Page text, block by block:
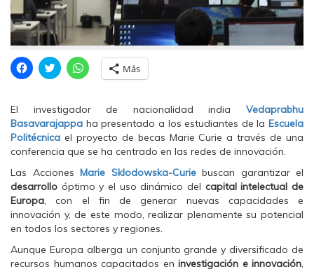
H
a
c
p
a
r
a
o
m
p
a
r
t
i
e
n
F
H
a
i
c
p
a
r
a
o
m
p
a
r
t
i
e
n
T
H
a
i
c
p
a
a
c
o
m
p
a
r
t
i
e
n
W
Más
El investigador de nacionalidad india Vedaprabhu
Basavarajappa ha presentado a los estudiantes de la Escuela
Politécnica el proyecto de becas Marie Curie a través de una
conferencia que se ha centrado en las redes de innovación.
Las Acciones Marie Sklodowska-Curiebuscan garantizar el
desarrollo óptimo y el uso dinámico del capital intelectual de
Europa, con el fin de generar nuevas capacidades e
innovación y, de este modo, realizar plenamente su potencial
en todos los sectores y regiones.
Aunque Europa alberga un conjunto grande y diversificado de
recursos humanos capacitados en investigación e innovación,